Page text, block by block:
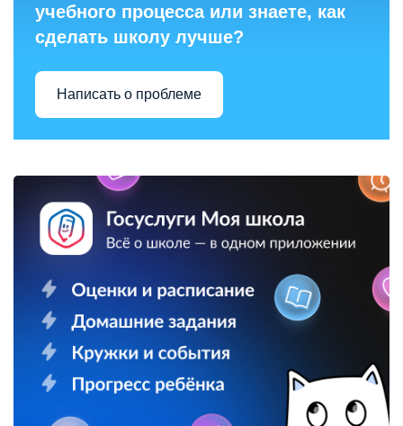
учебного процесса или знаете, как
сделать школу лучше?
Написать о проблеме